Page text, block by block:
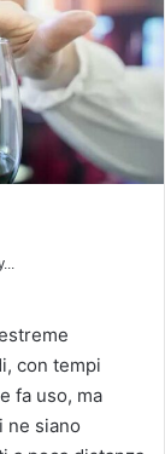
con tempi
fa uso, ma
ne siano